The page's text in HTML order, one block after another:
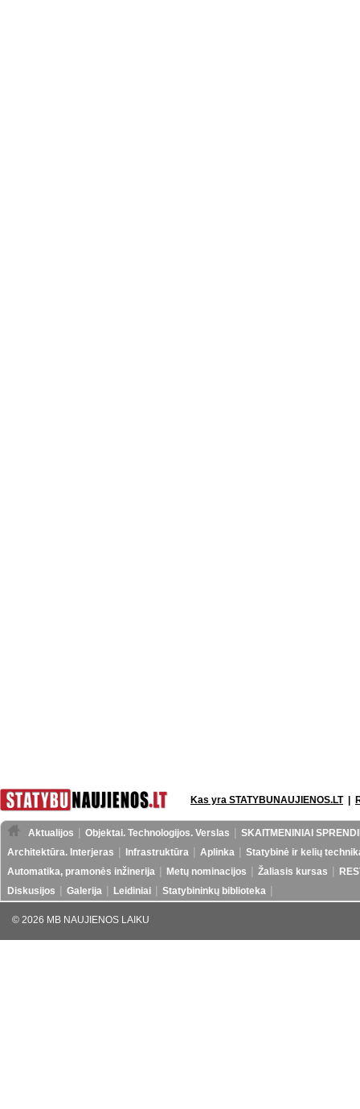
Kas yra STATYBUNAUJIENOS.LT|
Aktualijos Objektai. Technologijos. Verslas
SKAITMENINIAI
Architektūra. Interjeras
Infrastruktūra Aplinka
Statybinė ir kelių
Automatika, pramonės inžinerija
Metų nominacijos Žaliasis kursas
Diskusijos
Galerija Leidiniai Statybininkų biblioteka
© 2026 MB NAUJIENOS LAIKU